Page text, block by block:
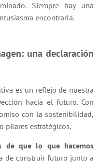
Siempre hay una
encontrarla.
una declaración
es un reflejo de nuestra
hacia el futuro. Con
con la sostenibilidad,
pilares estratégicos.
de que lo que hacemos
de construir futuro junto a